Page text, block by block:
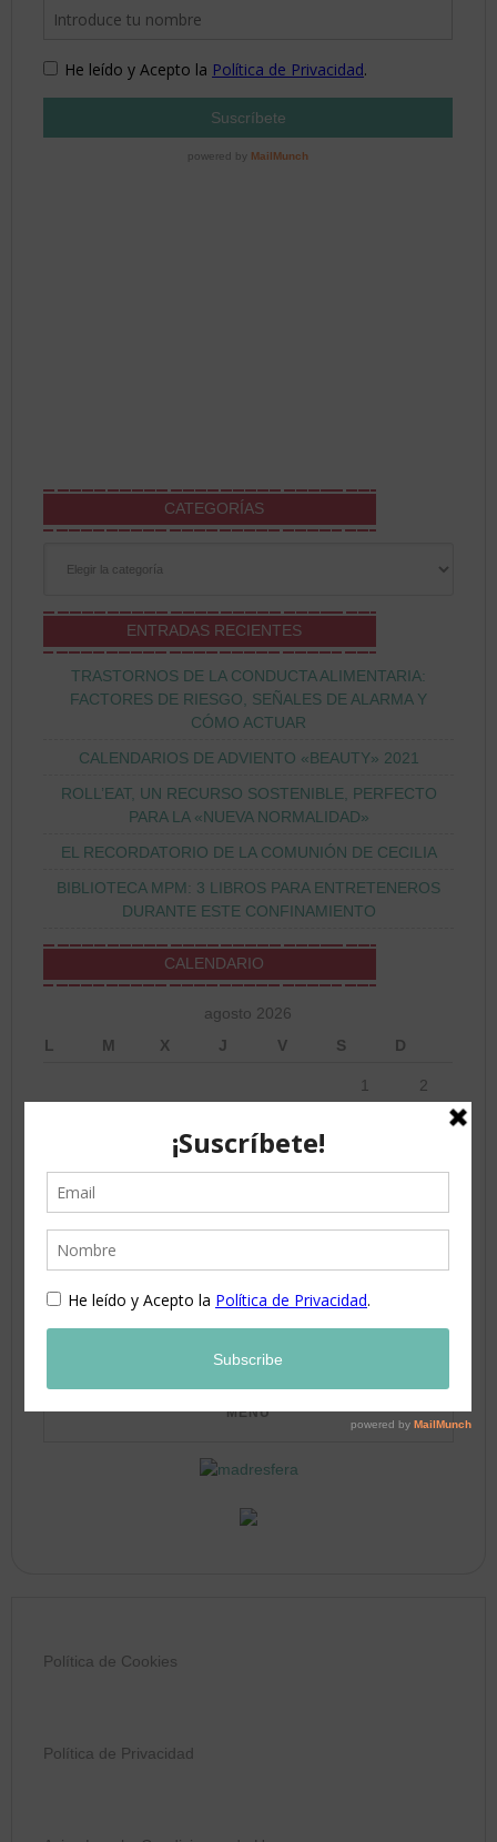
CATEGORÍAS
ENTRADAS RECIENTES
TRASTORNOS DE LA CONDUCTA ALIMENTARIA:
FACTORES DE RIESGO, SEÑALES DE ALARMA Y
CÓMO ACTUAR
CALENDARIOS DE ADVIENTO «BEAUTY» 2021
ROLL’EAT, UN RECURSO SOSTENIBLE, PERFECTO
PARA LA «NUEVA NORMALIDAD»
EL RECORDATORIO DE LA COMUNIÓN DE CECILIA
BIBLIOTECA MPM: 3 LIBROS PARA ENTRETENEROS
DURANTE ESTE CONFINAMIENTO
CALENDARIO
agosto 2026
L
M X J V S D
1 2
5
10 11 12 13 14 15 16
24 25 26 27 28 29 30
Política de Cookies
Política de Privacidad